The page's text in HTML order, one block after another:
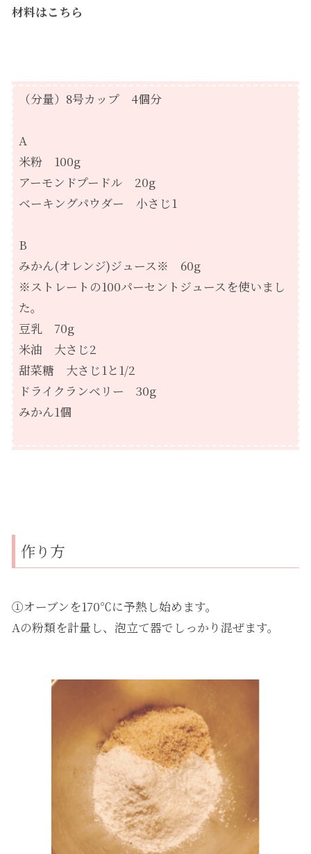
材料はこちら
（分量）8号カップ 4個分
A
米粉 100g
アーモンドプードル 20g
ベーキングパウダー 小さじ1
B
みかん(オレンジ)ジュース※ 60g
※ストレートの100パーセントジュースを使いまし
た。
豆乳 70g
米油 大さじ2
甜菜糖 大さじ1と1/2
ドライクランベリー 30g
みかん1個
作り方
①オーブンを170℃に予熱し始めます。
Aの粉類を計量し、泡立て器でしっかり混ぜます。